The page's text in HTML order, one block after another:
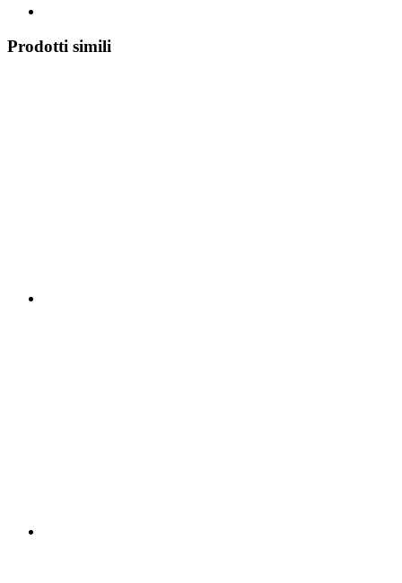
Prodotti simili